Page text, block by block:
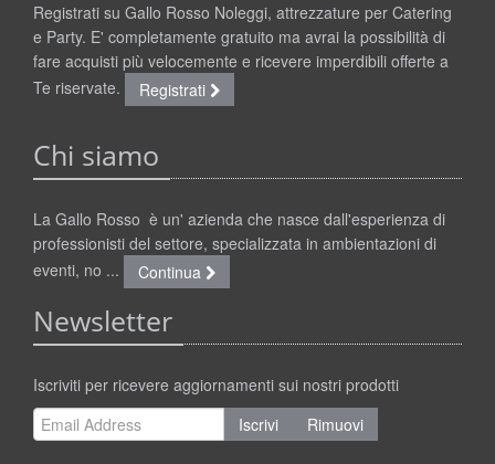
Registrati su Gallo Rosso Noleggi, attrezzature per Catering
e Party. E' completamente gratuito ma avrai la possibilità di
fare acquisti più velocemente e ricevere imperdibili offerte a
Te riservate.
Registrati
Chi siamo
La Gallo Rosso è un' azienda che nasce dall'esperienza di
professionisti del settore, specializzata in ambientazioni di
eventi, no ...
Continua
Newsletter
Iscriviti per ricevere aggiornamenti sui nostri prodotti
Iscrivi
Rimuovi